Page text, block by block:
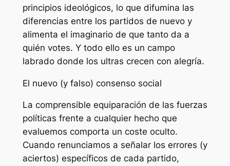
principios ideológicos, lo que difumina las
diferencias entre los partidos de nuevo y
alimenta el imaginario de que tanto da a
quién votes. Y todo ello es un campo
labrado donde los ultras crecen con alegría.
El nuevo (y falso) consenso social
La comprensible equiparación de las fuerzas
políticas frente a cualquier hecho que
evaluemos comporta un coste oculto.
Cuando renunciamos a señalar los errores (y
aciertos) específicos de cada partido,